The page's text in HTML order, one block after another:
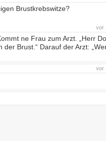
Brustkrebswitze?
vor
ne Frau zum Arzt. „Herr
der Brust.“ Darauf der Arzt:
vor